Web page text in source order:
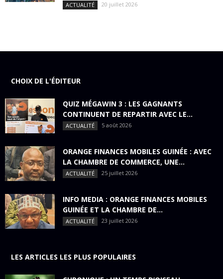
ACTUALITÉ 20 juillet 2026
CHOIX DE L'ÉDITEUR
QUIZ MÉGAWIN 3 : LES GAGNANTS
CONTINUENT DE REPARTIR AVEC LE...
ACTUALITÉ 5 août 2026
ORANGE FINANCES MOBILES GUINÉE : AVEC
LA CHAMBRE DE COMMERCE, UNE...
ACTUALITÉ 25 juillet 2026
INFO MEDIA : ORANGE FINANCES MOBILES
GUINÉE ET LA CHAMBRE DE...
ACTUALITÉ 23 juillet 2026
LES ARTICLES LES PLUS POPULAIRES